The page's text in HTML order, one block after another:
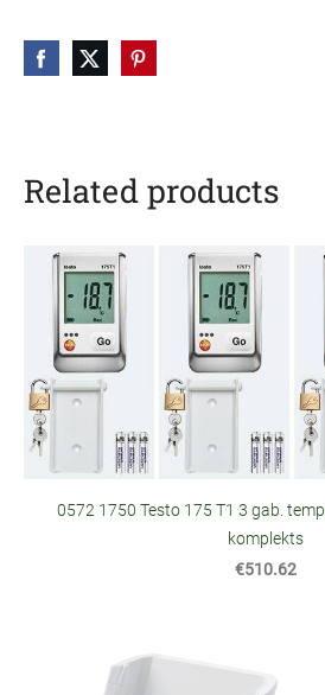
Related products
0572 1750 Testo 175 T1 3 gab.
komplekts
€510.62